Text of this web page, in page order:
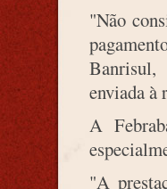
"Não
Banrisul,
enviada à
A
"A